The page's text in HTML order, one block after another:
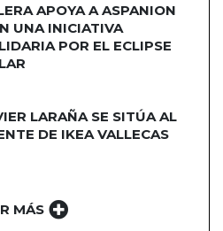
APOYA A ASPANION
UNA INICIATIVA
POR EL ECLIPSE
LARAÑA SE SITÚA AL
DE IKEA VALLECAS
MÁS